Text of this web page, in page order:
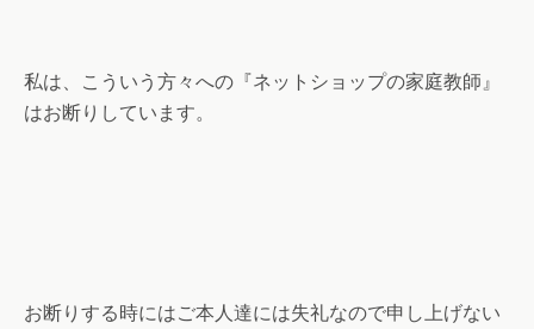
私は、こういう方々への『ネットショップの家庭教師』
はお断りしています。
お断りする時にはご本人達には失礼なので申し上げない